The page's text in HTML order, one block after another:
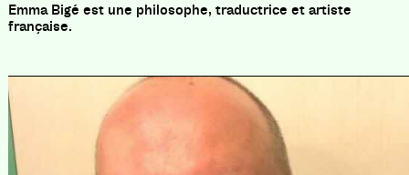
Emma Bigé est une philosophe, traductrice et artiste
française.